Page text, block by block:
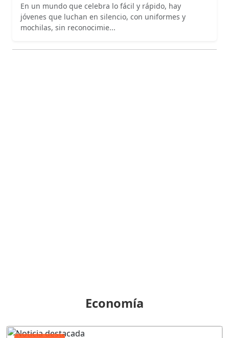
En un mundo que celebra lo fácil y rápido, hay
jóvenes que luchan en silencio, con uniformes y
mochilas, sin reconocimie...
Economía